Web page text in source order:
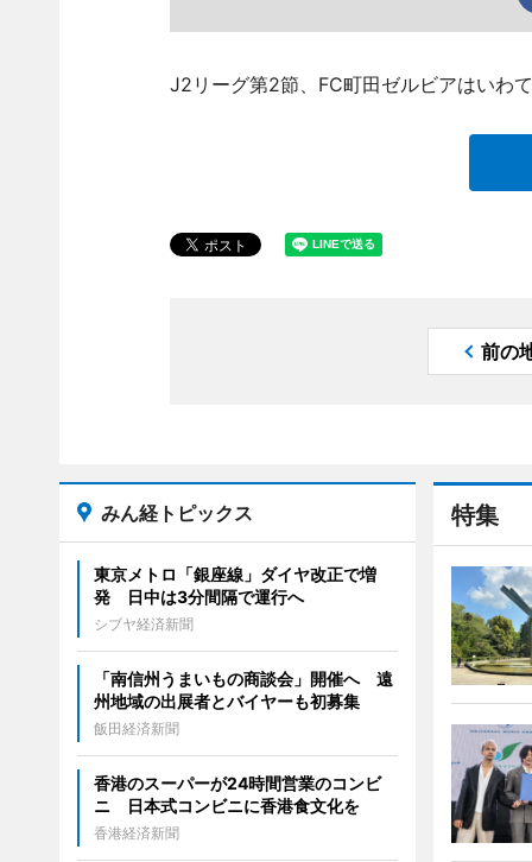
J2リーグ第2節、FC町田ゼルビアはいわ
前の
特集
みん経トピックス
東京メトロ「銀座線」ダイヤ改正で増
発 日中は3分間隔で運行へ
シブヤ経済新聞
「南信州うまいもの商談会」開催へ 遠
州地域の出展者とバイヤーも初募集
飯田経済新聞
香港のスーパーが24時間営業のコンビ
ニ 日本式コンビニに香港食文化を
香港経済新聞